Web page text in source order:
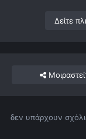
Δείτε
δεν υπάρχουν